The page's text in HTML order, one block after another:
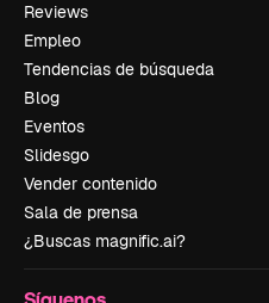
Reviews
Empleo
Tendencias de búsqueda
Blog
Eventos
Slidesgo
Vender contenido
Sala de prensa
¿Buscas magnific.ai?